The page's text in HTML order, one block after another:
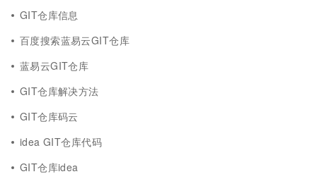
GIT仓库信息
百度搜索蓝易云GIT仓库
蓝易云GIT仓库
GIT仓库解决方法
GIT仓库码云
idea GIT仓库代码
GIT仓库idea